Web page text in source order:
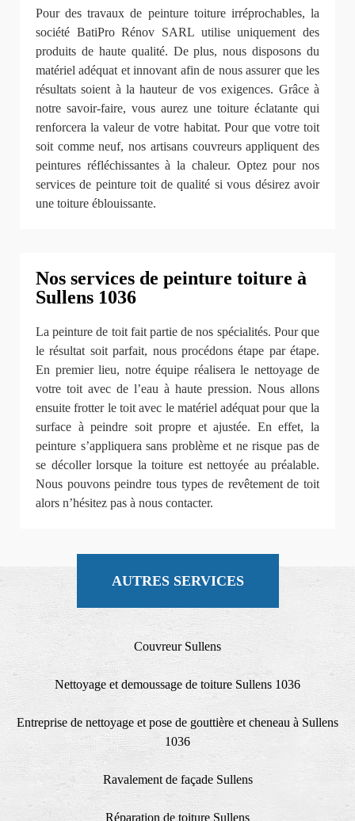
Pour des travaux de peinture toiture irréprochables, la
société BatiPro Rénov SARL utilise uniquement des
produits de haute qualité. De plus, nous disposons du
matériel adéquat et innovant afin de nous assurer que les
résultats soient à la hauteur de vos exigences. Grâce à
notre savoir-faire, vous aurez une toiture éclatante qui
renforcera la valeur de votre habitat. Pour que votre toit
soit comme neuf, nos artisans couvreurs appliquent des
peintures réfléchissantes à la chaleur. Optez pour nos
services de peinture toit de qualité si vous désirez avoir
une toiture éblouissante.
Nos services de peinture toiture à
Sullens 1036
La peinture de toit fait partie de nos spécialités. Pour que
le résultat soit parfait, nous procédons étape par étape.
En premier lieu, notre équipe réalisera le nettoyage de
votre toit avec de l’eau à haute pression. Nous allons
ensuite frotter le toit avec le matériel adéquat pour que la
surface à peindre soit propre et ajustée. En effet, la
peinture s’appliquera sans problème et ne risque pas de
se décoller lorsque la toiture est nettoyée au préalable.
Nous pouvons peindre tous types de revêtement de toit
alors n’hésitez pas à nous contacter.
AUTRES SERVICES
Couvreur Sullens
Nettoyage et demoussage de toiture Sullens 1036
Entreprise de nettoyage et pose de gouttière et cheneau à Sullens
1036
Ravalement de façade Sullens
Réparation de toiture Sullens